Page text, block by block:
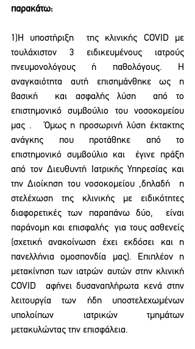
παρακάτω:
1)Η υποστήριξη  της κλινικής COVID με
τουλάχιστον 3 ειδικευμένους ιατρούς
πνευμονολόγους ή παθολόγους. Η
αναγκαιότητα αυτή επισημάνθηκε ως η
βασική  και ασφαλής λύση  από το
επιστημονικό συμβούλιο του νοσοκομείου
μας .   Όμως η προσωρινή λύση έκτακτης
ανάγκης που προτάθηκε από το
επιστημονικό συμβούλιο και  έγινε πράξη
από τον Διευθυντή Ιατρικής Υπηρεσίας και
την Διοίκηση του νοσοκομείου ,δηλαδή  η
στελέχωση της κλινικής με ειδικότητες
διαφορετικές των παραπάνω δύο,  είναι
παράνομη και επισφαλής  για τους ασθενείς
(σχετική ανακοίνωση έχει εκδόσει και η
πανελλήνια ομοσπονδία μας). Επιπλέον η
μετακίνηση των ιατρών αυτών στην κλινική
COVID  αφήνει δυσαναπλήρωτα κενά στην
λειτουργία των ήδη υποστελεχωμένων
υπολοίπων ιατρικών τμημάτων
μετακυλώντας την επισφάλεια.